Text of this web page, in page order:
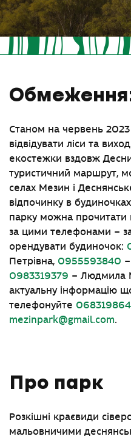
Станом на червень
відвідувати ліси та
екостежки вздовж
туристичний маршрут,
селах Мезин і
відпочинку в
парку можна
за цими телефонами –
орендувати будиночок:
Петрівна, 0955593840
0983319379 – Людмила
актуальну інформацію
телефонуйте
mezinpark@gmail.com.
Про парк
Розкішні краєвиди
мальовничими